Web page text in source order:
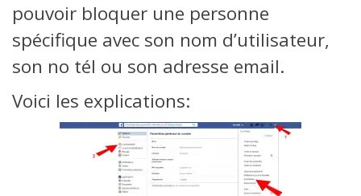
pouvoir bloquer une personne
spécifique avec son nom d’utilisateur,
son no tél ou son adresse email.
Voici les explications: